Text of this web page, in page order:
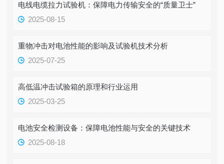
电线电缆拉力试验机：保障电力传输安全的“质量卫士”
2025-08-15
重物冲击对电池性能的影响及试验机技术分析
2025-07-25
高低温冲击试验箱的原理和行业运用
2025-03-25
电池安全检测设备：保障电池性能与安全的关键技术
2025-08-18